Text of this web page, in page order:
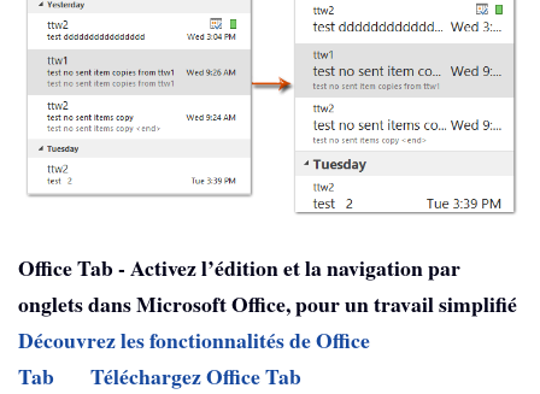
Office Tab - Activez l’édition et la navigation par
onglets dans Microsoft Office, pour un travail simplifié
Découvrez les fonctionnalités de Office
Tab
Téléchargez Office Tab